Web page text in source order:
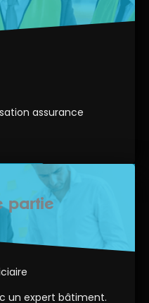
assurance
partie
un expert bâtiment.